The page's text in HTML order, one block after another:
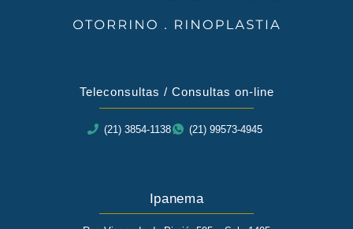
Teleconsultas / Consultas on-line
(21) 3854-1138 (21) 99573-4945
Ipanema